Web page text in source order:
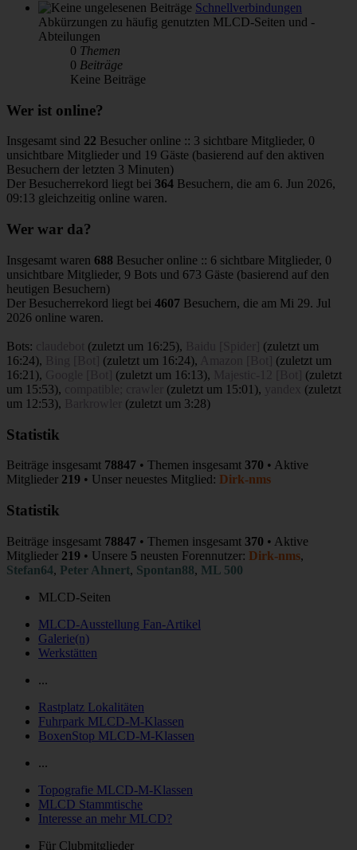
Schnellverbindungen
Abkürzungen zu häufig genutzten MLCD-Seiten und -
Abteilungen
0 Themen
0 Beiträge
Keine Beiträge
Wer ist online?
Insgesamt sind 22 Besucher online :: 3 sichtbare Mitglieder, 0
unsichtbare Mitglieder und 19 Gäste (basierend auf den aktiven
Besuchern der letzten 3 Minuten)
Der Besucherrekord liegt bei 364 Besuchern, die am 6. Jun 2026,
09:13 gleichzeitig online waren.
Wer war da?
Insgesamt waren 688 Besucher online :: 6 sichtbare Mitglieder, 0
unsichtbare Mitglieder, 9 Bots und 673 Gäste (basierend auf den
heutigen Besuchern)
Der Besucherrekord liegt bei 4607 Besuchern, die am Mi 29. Jul
2026 online waren.
Bots: (zuletzt um 16:25), (zuletzt um
16:24), (zuletzt um 16:24), (zuletzt um
16:21 ), (zuletzt um 16:13), (zuletzt
um 15:53), (zuletzt um 15:01 ), (zuletzt
um 12:53), (zuletzt um 3:28)
Statistik
Beiträge insgesamt 78847 • Themen insgesamt 370 • Aktive
Mitglieder 219 • Unser neuestes Mitglied: Dirk-nms
Statistik
Beiträge insgesamt 78847 • Themen insgesamt 370 • Aktive
Mitglieder 219 • Unsere 5 neusten Forennutzer: Dirk-nms,
Stefan64, Peter Ahnert, Spontan88, ML 500
MLCD-Seiten
MLCD-Ausstellung Fan-Artikel
Galerie(n)
Werkstätten
...
Rastplatz Lokalitäten
Fuhrpark MLCD-M-Klassen
BoxenStop MLCD-M-Klassen
...
Topografie MLCD-M-Klassen
MLCD Stammtische
Interesse an mehr MLCD?
Für Clubmitglieder